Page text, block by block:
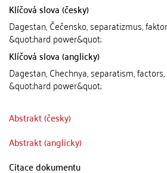
Klíčová slova (česky)
Dagestan, Čečensko, separatizmus,
&quot;hard power&quot;
Klíčová slova (anglicky)
Dagestan, Chechnya, separatism,
&quot;hard power&quot;
Abstrakt (česky)
Abstrakt (anglicky)
Citace dokumentu